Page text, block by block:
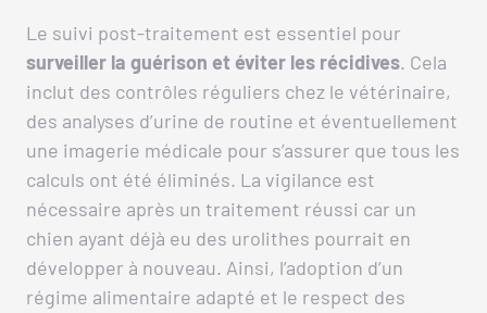
Le suivi post-traitement est essentiel pour
surveiller la guérison et éviter les récidives. Cela
inclut des contrôles réguliers chez le vétérinaire,
des analyses d’urine de routine et éventuellement
une imagerie médicale pour s’assurer que tous les
calculs ont été éliminés. La vigilance est
nécessaire après un traitement réussi car un
chien ayant déjà eu des urolithes pourrait en
développer à nouveau. Ainsi, l’adoption d’un
régime alimentaire adapté et le respect des